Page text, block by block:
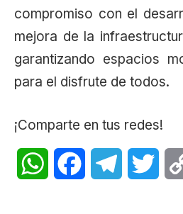
compromiso con el
mejora de la
garantizando espacios
para el disfrute de todos.
¡Comparte en tus redes!
WhatsAppFacebookTelegram